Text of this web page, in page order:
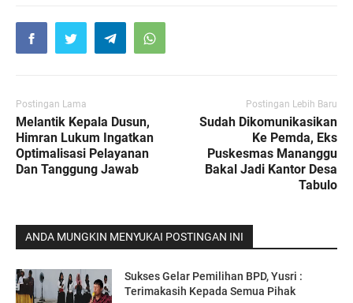
Postingan Lama
Melantik Kepala Dusun,
Himran Lukum Ingatkan
Optimalisasi Pelayanan
Dan Tanggung Jawab
Postingan Lebih Baru
Sudah Dikomunikasikan
Ke Pemda, Eks
Puskesmas Mananggu
Bakal Jadi Kantor Desa
Tabulo
ANDA MUNGKIN MENYUKAI POSTINGAN INI
Sukses Gelar Pemilihan BPD, Yusri :
Terimakasih Kepada Semua Pihak